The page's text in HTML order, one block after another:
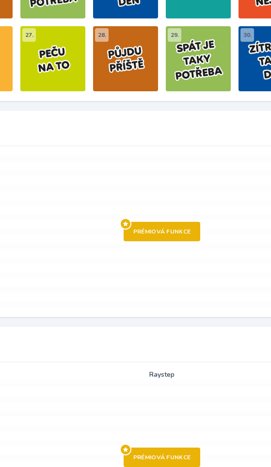
27. 28. 29. 30.
PRÉMIOVÁ FUNKCE
Raystep
PRÉMIOVÁ FUNKCE